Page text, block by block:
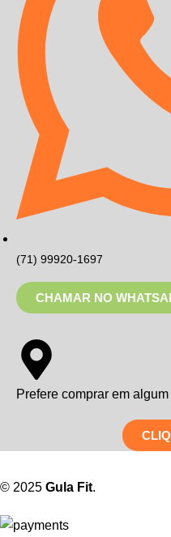
(71) 99920-1697
CHAMAR NO
Prefere comprar em
© 2025 Gula Fit.